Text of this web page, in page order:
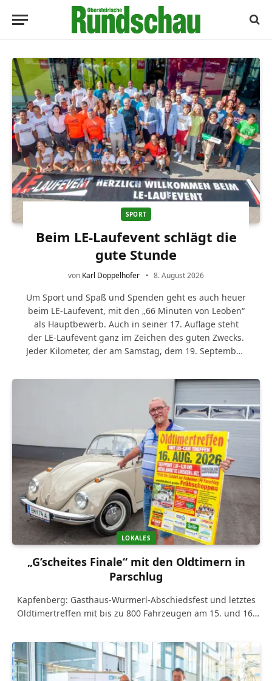
SPORT
Beim LE-Laufevent schlägt die
gute Stunde
von Karl Doppelhofer 8. August 2026
Um Sport und Spaß und Spenden geht es auch heuer
beim LE-Laufevent, mit den „66 Minuten von Leoben“
als Hauptbewerb. Auch in seiner 17. Auflage steht
der LE-Laufevent ganz im Zeichen des guten Zwecks.
Jeder Kilometer, der am Samstag, dem 19. September,
einer 2000-Meter-Runde in der Innenstadt erlaufen
wird, bedeutet 66 Cent Spendengeld für das Down-
Syndrom-Zentrum in Leoben-Hinterberg. Ergänzend
zur im doppelten Wortsinn guten Stunde im
Laufschritt stehen neun zusätzliche Bewerbe auf…
LOKALES
„G’scheites Finale“ mit den Oldtimern in
Parschlug
Kapfenberg: Gasthaus-Wurmerl-Abschiedsfest und letztes
Oldtimertreffen mit bis zu 800 Fahrzeugen am 15. und 16.